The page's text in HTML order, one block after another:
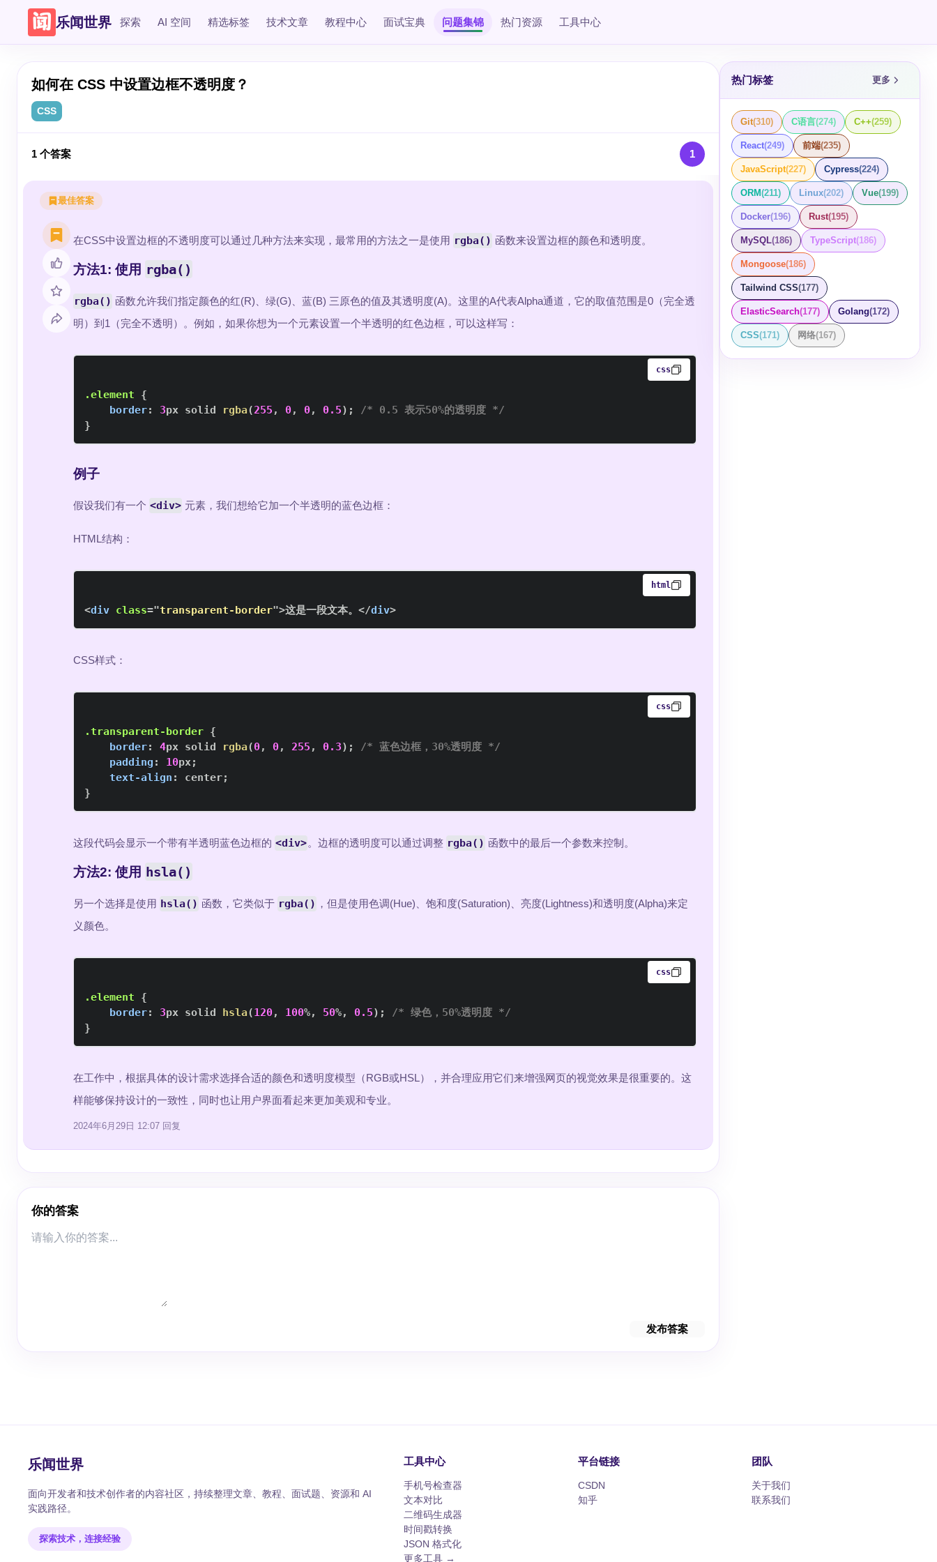
乐闻世界 探索 AI 空间 精选标签 技术文章 教程中心 面试宝典 问题集锦 热门资源 工具中心
如何在 CSS 中设置边框不透明度？
CSS
1 个答案 1
最佳答案
在CSS中设置边框的不透明度可以通过几种方法来实现，最常用的方法之一是使用 rgba() 函数来设置边框的颜色和透明度。
方法1: 使用 rgba()
rgba() 函数允许我们指定颜色的红(R)、绿(G)、蓝(B) 三原色的值及其透明度(A)。这里的A代表Alpha通道，它的取值范围是0（完全透
明）到1（完全不透明）。例如，如果你想为一个元素设置一个半透明的红色边框，可以这样写：
css
.element
{
border: 3px solid rgba(255 , 0, 0, 0.5) ;
/* 0.5 表示50%的透明度 */
}
例子
假设我们有一个 <div> 元素，我们想给它加一个半透明的蓝色边框：
HTML结构：
html
<div class="transparent-border">这是一段文本。 </div>
CSS样式：
css
.transparent-border {
border: 4px solid rgba(0, 0, 255 , 0.3) ;
/* 蓝色边框，30%透明度 */
padding : 10px;
text-align : center;
}
这段代码会显示一个带有半透明蓝色边框的 <div>。边框的透明度可以通过调整 rgba() 函数中的最后一个参数来控制。
方法2: 使用 hsla()
另一个选择是使用 hsla() 函数，它类似于 rgba() ，但是使用色调(Hue)、饱和度(Saturation)、亮度(Lightness)和透明度(Alpha)来定
义颜色。
css
.element
{
border: 3px solid hsla(120, 100%, 50%, 0.5) ;
/* 绿色，50%透明度 */
}
在工作中，根据具体的设计需求选择合适的颜色和透明度模型（RGB或HSL），并合理应用它们来增强网页的视觉效果是很重要的。这
样能够保持设计的一致性，同时也让用户界面看起来更加美观和专业。
2024年6月29日 12:07 回复
你的答案
发布答案
热门标签 更多
Git(310) C语言(274) C++(259)
React(249) 前端(235)
JavaScript(227) Cypress(224)
ORM(211) Linux(202) Vue(199)
Docker(196) Rust(195)
MySQL(186) TypeScript(186)
Mongoose(186)
Tailwind CSS(177)
ElasticSearch(177) Golang(172)
CSS(171) 网络(167)
乐闻世界
面向开发者和技术创作者的内容社区，持续整理文章、教程、面试题、资源和 AI
实践路径。
探索技术，连接经验
工具中心
手机号检查器
文本对比
二维码生成器
时间戳转换
JSON 格式化
更多工具 →
平台链接
CSDN
知乎
团队
关于我们
联系我们